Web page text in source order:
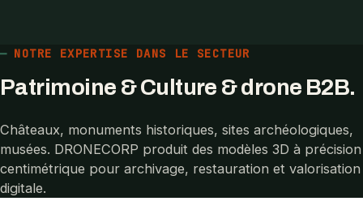
NOTRE EXPERTISE DANS LE SECTEUR
Patrimoine & Culture & drone B2B.
Châteaux, monuments historiques, sites archéologiques,
musées. DRONECORP produit des modèles 3D à précision
centimétrique pour archivage, restauration et valorisation
digitale.